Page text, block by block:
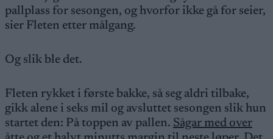
pallplass for sesongen, og hvorfor ikke gå for seier,
sier Fleten etter målgang.
Og slik ble det.
Fleten rykket i første bakke, så seg aldri tilbake,
gikk alene i seks mil og avsluttet sesongen slik hun
startet den: På toppen av pallen. Sågar med over